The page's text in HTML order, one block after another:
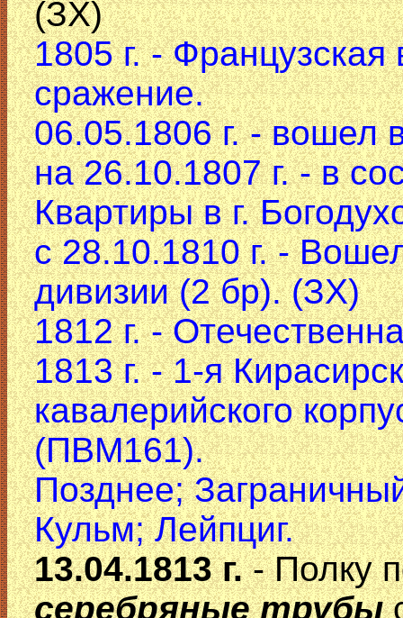
(ЗХ)
1805 г. -
сражение.
06.05.1806 г. - вошел
на 26.10.1807 г. - в
Квартиры в г.
с 28.10.1810 г. -
дивизии (2 бр). (ЗХ)
1812 г. -
1813 г. - 1-я
кавалерийского
(ПВМ161).
Позднее;
Кульм; Лейпциг.
13.04.1813 г.- Полку
серебряные трубы